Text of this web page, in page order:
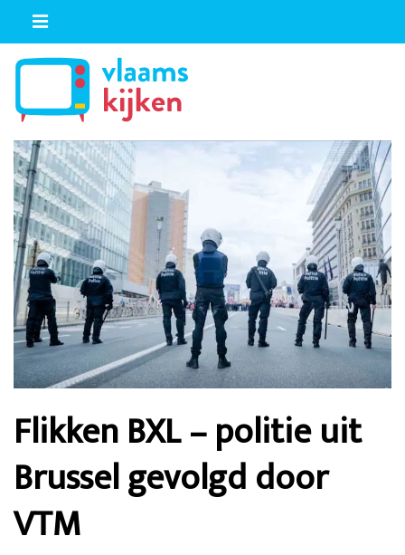
Flikken BXL – politie uit
Brussel gevolgd door
VTM